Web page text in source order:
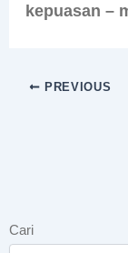
Cari
kepuasan –
PREVIOUS